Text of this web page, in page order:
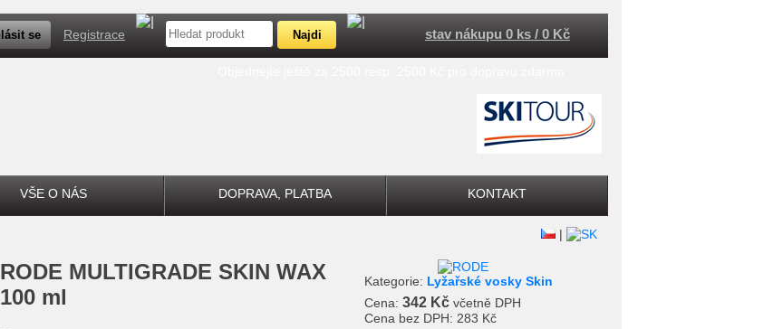
Registrace stav nákupu 0 ks / 0 Kč
VŠE O NÁS DOPRAVA, PLATBA KONTAKT
|
RODE MULTIGRADE SKIN WAX
100 ml
Kategorie: Lyžařské vosky Skin
Cena: 342 Kč včetně DPH
Cena bez DPH: 283 Kč